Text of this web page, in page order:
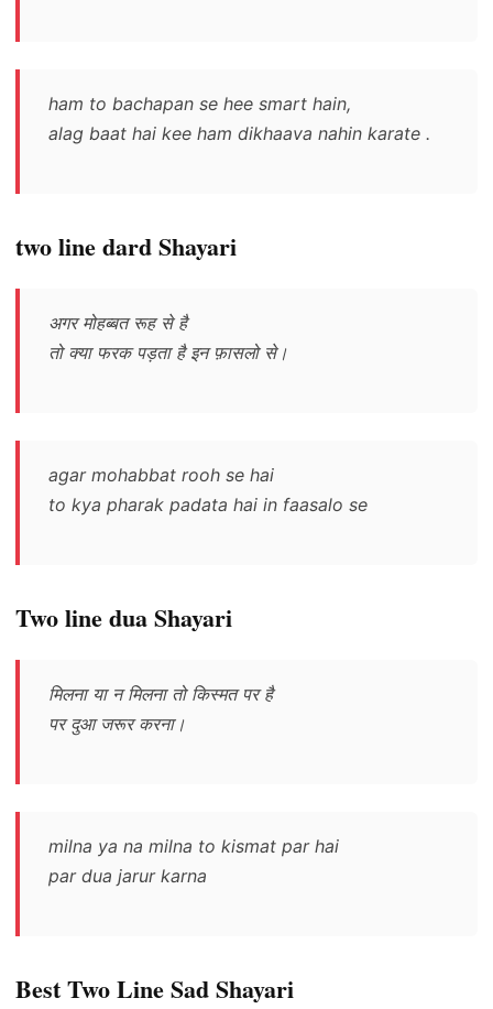
ham to bachapan se hee smart hain,
alag baat hai kee ham dikhaava nahin karate .
two line dard Shayari
अगर मोहब्बत रूह से है
तो क्या फरक पड़ता है इन फ़ासलो से।
agar mohabbat rooh se hai
to kya pharak padata hai in faasalo se
Two line dua Shayari
मिलना या न मिलना तो किस्मत पर है
पर दुआ जरूर करना।
milna ya na milna to kismat par hai
par dua jarur karna
Best Two Line Sad Shayari